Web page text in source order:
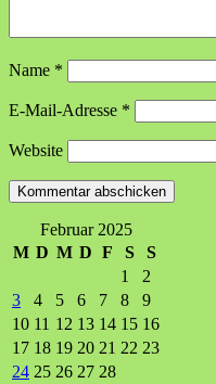
Name *
E-Mail-Adresse *
Website
Februar 2025
M D M D F S
S
1
2
3
4 5 6 7 8
9
10 11 12 13 14 15 16
17 18 19 20 21 22 23
24 25 26 27 28